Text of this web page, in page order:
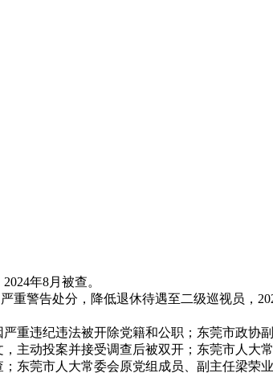
年8月被查‌。
警告处分，降低退休待遇至二级巡视员，
重违纪违法被开除党籍和公职；东莞市政协
主动投案并接受调查后被双开；东莞市人大
东莞市人大常委会原党组成员、副主任梁荣